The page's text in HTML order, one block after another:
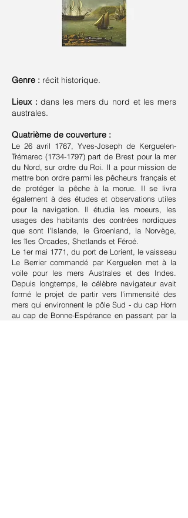
Genre : récit historique.
Lieux : dans les mers du nord et les mers
australes.
Quatrième de couverture :
Le 26 avril 1767, Yves-Joseph de Kerguelen-
Trémarec (1734-1797)part de Brest pour la mer
du Nord, sur ordre du Roi. Il a pour mission de
mettre bon ordre parmi les pêcheurs français et
de protéger la pêche à la morue. Il se livra
également à des études et observations utiles
pour la navigation. Il étudia les moeurs, les
usages des habitants des contrées nordiques
que sont l'Islande, le Groenland, la Norvège,
les îles Orcades, Shetlands et Féroé.
Le 1er mai 1771, du port de Lorient, le vaisseau
Le Berrier commandé par Kerguelen met à la
voile pour les mers Australes et des Indes.
Depuis longtemps, le célèbre navigateur avait
formé le projet de partir vers l'im­mensité des
mers qui environnent le pôle Sud - du cap Horn
au cap de Bonne-Espérance en passant par la